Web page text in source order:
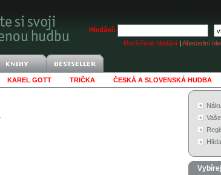
Hledání:
Rozšířené hledání | Abecední
KAREL GOTT TRIČKA ČESKÁ A SLOVENSKÁ HUDBA